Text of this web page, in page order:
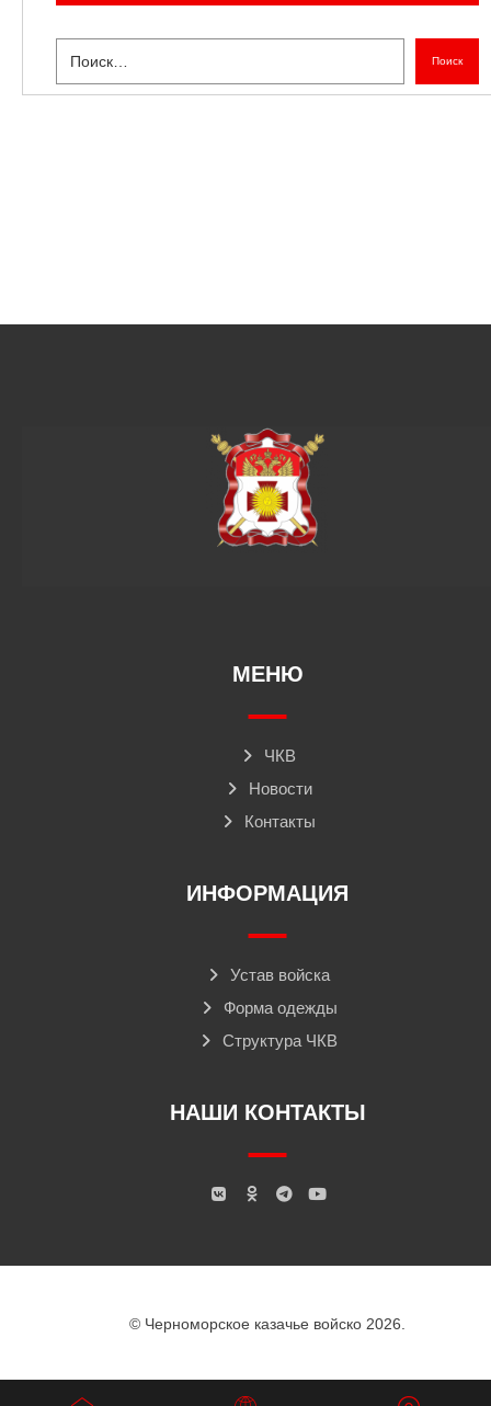
Поиск
МЕНЮ
ЧКВ
Новости
Контакты
ИНФОРМАЦИЯ
Устав войска
Форма одежды
Структура ЧКВ
НАШИ КОНТАКТЫ
© Черноморское казачье войско 2026.